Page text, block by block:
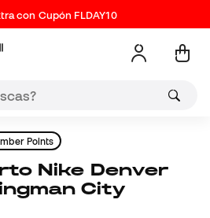
con Cupón FLDAY10
Points
City